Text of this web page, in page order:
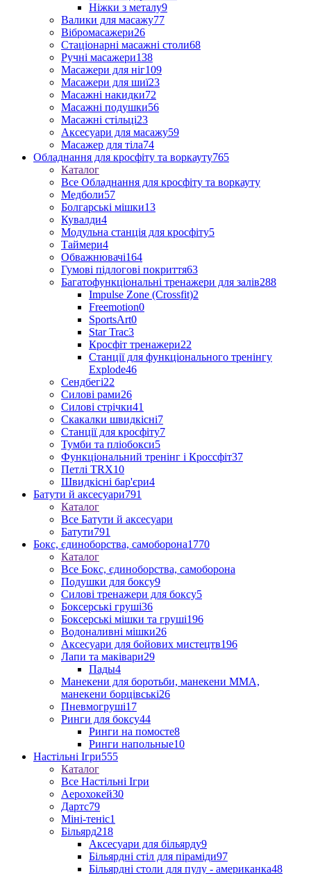
Ніжки з металу9
Валики для масажу77
Вібромасажери26
Стаціонарні масажні столи68
Ручні масажери138
Масажери для ніг109
Масажери для шиї23
Масажні накидки72
Масажні подушки56
Масажні стільці23
Аксесуари для масажу59
Масажер для тіла74
Обладнання для кросфіту та воркауту765
Каталог
Все Обладнання для кросфіту та воркауту
Медболи57
Болгарські мішки13
Кувалди4
Модульна станція для кросфіту5
Таймери4
Обважнювачі164
Гумові підлогові покриття63
Багатофункціональні тренажери для залів288
Impulse Zone (Crossfit)2
Freemotion0
SportsArt0
Star Trac3
Кросфіт тренажери22
Станції для функціонального тренінгу
Explode46
Сендбегі22
Силові рами26
Силові стрічки41
Скакалки швидкісні7
Станції для кросфіту7
Тумби та пліобокси5
Функціональний тренінг і Кроссфіт37
Петлі TRX10
Швидкісні бар'єри4
Батути й аксесуари791
Каталог
Все Батути й аксесуари
Батути791
Бокс, єдиноборства, самоборона1770
Каталог
Все Бокс, єдиноборства, самоборона
Подушки для боксу9
Силові тренажери для боксу5
Боксерські груші36
Боксерські мішки та груші196
Водоналивні мішки26
Аксесуари для бойових мистецтв196
Лапи та маківари29
Пады4
Манекени для боротьби, манекени ММА,
манекени борцівські26
Пневмогруші17
Ринги для боксу44
Ринги на помосте8
Ринги напольные10
Настільні Ігри555
Каталог
Все Настільні Ігри
Аерохокей30
Дартс79
Міні-теніс1
Більярд218
Аксесуари для більярду9
Більярдні стіл для піраміди97
Більярдні столи для пулу - американка48